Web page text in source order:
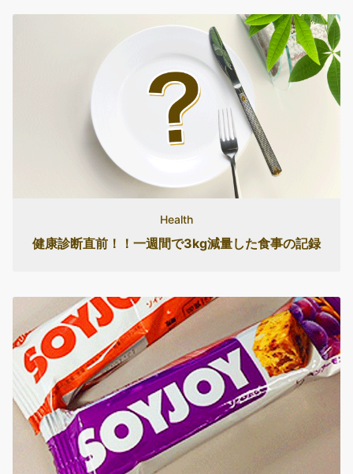
Health
健康診断直前！！一週間で3kg減量した食事の記録